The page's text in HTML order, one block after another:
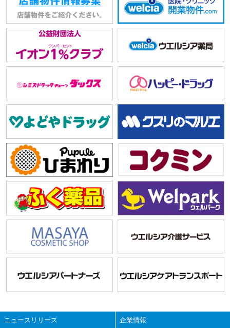
ニュースリリース 企業情報